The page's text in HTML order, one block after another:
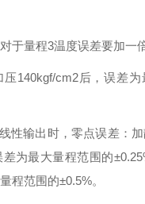
程3温度误差要加一倍
140kgf/cm2后，误差为
性输出时，零点误差：加
为最大量程范围的
程范围的±0.5%。